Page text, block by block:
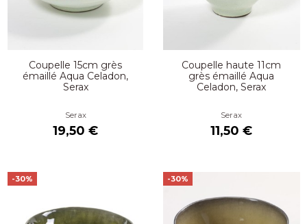
Coupelle 15cm grès
émaillé Aqua Celadon,
Serax
Serax
19,50 €
Coupelle haute 11cm
grès émaillé Aqua
Celadon, Serax
Serax
11,50 €
-30% -30%